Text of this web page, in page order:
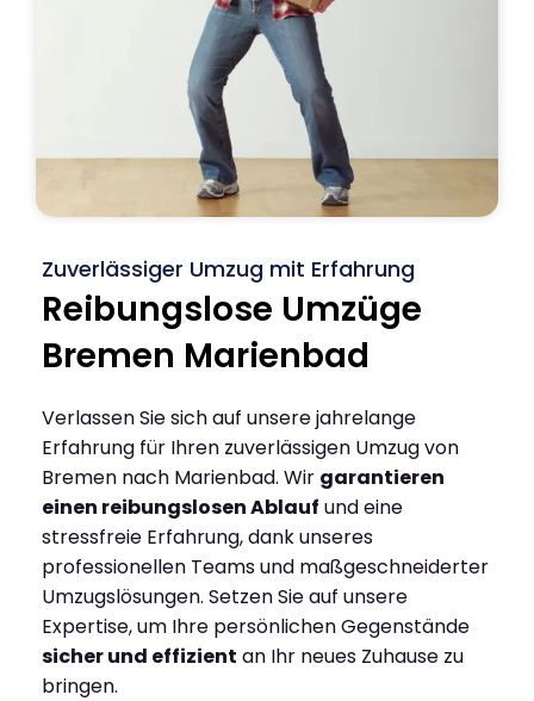
Zuverlässiger Umzug mit Erfahrung
Reibungslose Umzüge
Bremen Marienbad
Verlassen Sie sich auf unsere jahrelange
Erfahrung für Ihren zuverlässigen Umzug von
Bremen nach Marienbad. Wir garantieren
einen reibungslosen Ablauf und eine
stressfreie Erfahrung, dank unseres
professionellen Teams und maßgeschneiderter
Umzugslösungen. Setzen Sie auf unsere
Expertise, um Ihre persönlichen Gegenstände
sicher und effizient an Ihr neues Zuhause zu
bringen.